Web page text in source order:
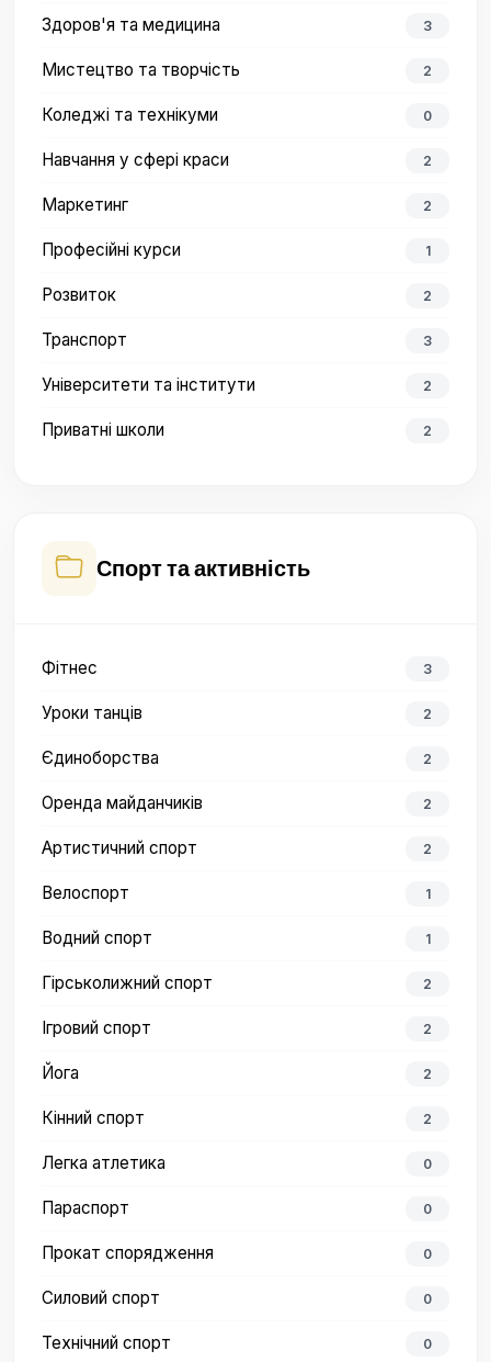
Здоров'я та медицина 3
Мистецтво та творчість 2
Коледжі та технікуми 0
Навчання у сфері краси 2
Маркетинг 2
Професійні курси 1
Розвиток 2
Транспорт 3
Університети та інститути 2
Приватні школи 2
Спорт та активність
Фітнес 3
Уроки танців 2
Єдиноборства 2
Оренда майданчиків 2
Артистичний спорт 2
Велоспорт 1
Водний спорт 1
Гірськолижний спорт 2
Ігровий спорт 2
Йога 2
Кінний спорт 2
Легка атлетика 0
Параспорт 0
Прокат спорядження 0
Силовий спорт 0
Технічний спорт 0